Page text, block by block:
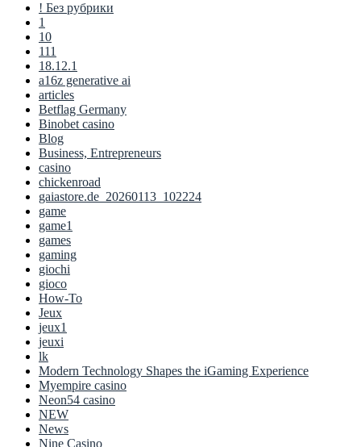
! Без рубрики
1
10
111
18.12.1
a16z generative ai
articles
Betflag Germany
Binobet casino
Blog
Business, Entrepreneurs
casino
chickenroad
gaiastore.de_20260113_102224
game
game1
games
gaming
giochi
gioco
How-To
Jeux
jeux1
jeuxi
lk
Modern Technology Shapes the iGaming Experience
Myempire casino
Neon54 casino
NEW
News
Nine Casino